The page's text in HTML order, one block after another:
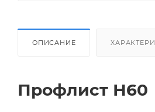
ОПИСАНИЕ
Профлист Н60